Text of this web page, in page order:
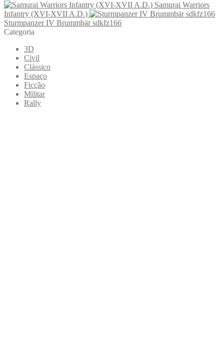
Samurai Warriors
Infantry (XVI-XVII A.D.)
Sturmpanzer IV Brummbär sdkfz166
Categoria
3D
Civil
Clássico
Espaço
Ficção
Militar
Rally